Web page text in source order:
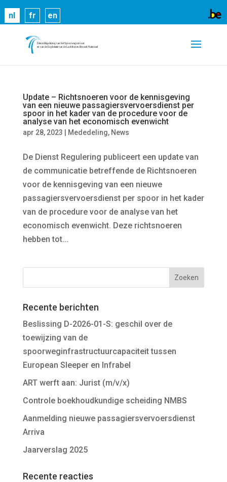
nl fr en
Update – Richtsnoeren voor de kennisgeving
van een nieuwe passagiersvervoersdienst per
spoor in het kader van de procedure voor de
analyse van het economisch evenwicht
apr 28, 2023 Mededeling, News
De Dienst Regulering publiceert een update van
de communicatie betreffende de Richtsnoeren
voor de kennisgeving van een nieuwe
passagiersvervoersdienst per spoor in het kader
van de procedure voor de analyse van het
economisch evenwicht. Deze richtsnoeren
hebben tot...
Recente berichten
Beslissing D-2026-01-S: geschil over de
toewijzing van de
spoorweginfrastructuurcapaciteit tussen
European Sleeper en Infrabel
ART werft aan: Jurist (m/v/x)
Controle boekhoudkundige scheiding NMBS
Aanmelding nieuwe passagiersvervoersdienst
Arriva
Jaarverslag 2025
Recente reacties
Cookies helpen ons bij het leveren van onze
diensten. Door gebruik te maken van onze diensten,
gaat u akkoord met ons gebruik van cookies.
informatie